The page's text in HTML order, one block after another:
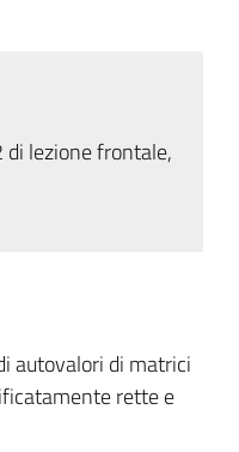
lezione frontale,
autovalori di matrici
rette e